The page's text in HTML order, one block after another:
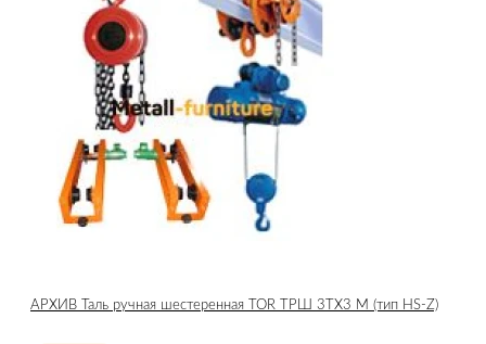
АРХИВ Таль ручная шестеренная TOR ТРШ 3ТХ3 М (тип HS-Z)